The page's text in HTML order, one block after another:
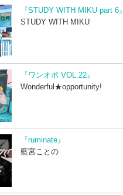
『STUDY WITH MIKU part 6』
STUDY WITH MIKU
『ワンオポ VOL.22』
Wonderful★opportunity!
『ruminate』
藍宮ことの